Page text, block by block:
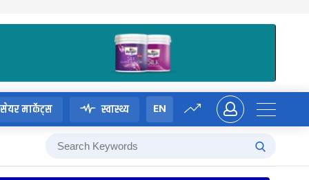
सेयर मार्केट्स स्वास्थ्य EN